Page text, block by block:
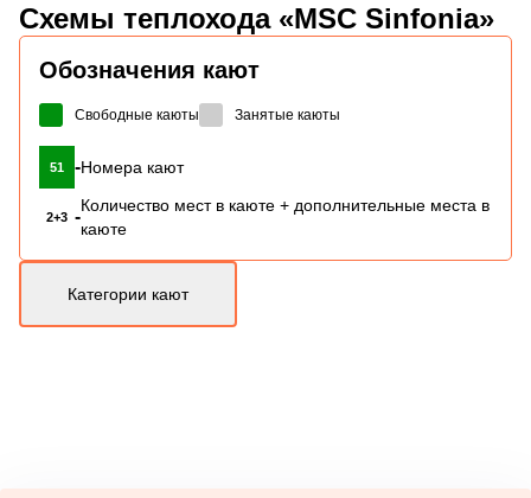
Схемы теплохода «MSC Sinfonia»
Обозначения кают
Свободные каюты Занятые каюты
51 -Номера кают
2+3 -
Количество мест в каюте + дополнительные места в
каюте
Категории кают